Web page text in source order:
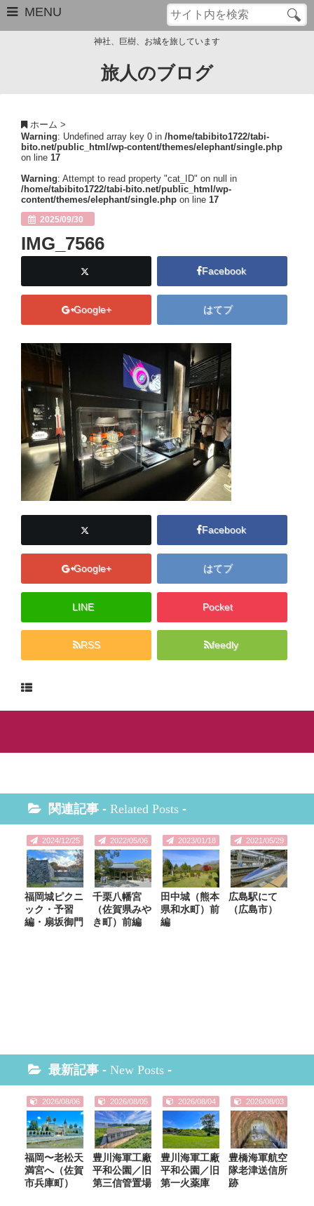
MENU
サイトマップ
Close
神社、巨樹、お城を旅しています
旅人のブログ
ホーム >
Warning: Undefined array key 0 in /home/tabibito1722/tabi-
bito.net/public_html/wp-content/themes/elephant/single.php
on line 17
Warning: Attempt to read property "cat_ID" on null in
/home/tabibito1722/tabi-bito.net/public_html/wp-
content/themes/elephant/single.php on line 17
2025/09/30
IMG_7566
Facebook
Google+ はてブ
Facebook
Google+ はてブ
LINE Pocket
RSS feedly
関連記事 - Related Posts -
2024/12/25
福岡城ピクニ
ック・予習
編・扇坂御門
2022/05/06
千栗八幡宮
（佐賀県みや
き町）前編
2023/01/18
田中城（熊本
県和水町）前
編
2021/05/29
広島駅にて
（広島市）
最新記事 - New Posts -
2026/08/06
福岡〜老松天
満宮へ（佐賀
市兵庫町）
2026/08/05
豊川海軍工廠
平和公園／旧
第三信管置場
2026/08/04
豊川海軍工廠
平和公園／旧
第一火薬庫
2026/08/03
豊橋海軍航空
隊老津送信所
跡